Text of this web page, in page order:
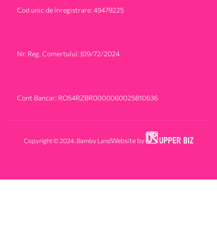
Cod unic de inregistrare: 49479225
Nr. Reg. Comertului: J09/72/2024
Cont Bancar: RO54RZBR0000060025810636
Copyright © 2024. Bamby LandWebsite by